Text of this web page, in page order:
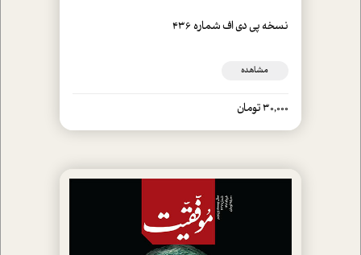
نسخه پي دي اف شماره 436
مشاهده
30,000 تومان